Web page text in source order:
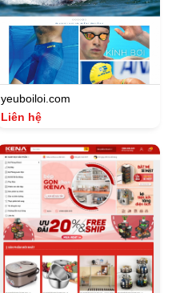
yeuboiloi.com
Liên hệ